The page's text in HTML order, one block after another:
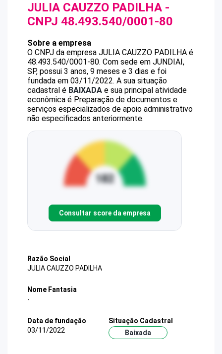
JULIA CAUZZO PADILHA -
CNPJ 48.493.540/0001-80
Sobre a empresa
O CNPJ da empresa JULIA CAUZZO PADILHA é
48.493.540/0001-80. Com sede em JUNDIAI,
SP, possui 3 anos, 9 meses e 3 dias e foi
fundada em 03/11/2022. A sua situação
cadastral é BAIXADA e sua principal atividade
econômica é Preparação de documentos e
serviços especializados de apoio administrativo
não especificados anteriormente.
Consultar score da empresa
Razão Social
JULIA CAUZZO PADILHA
Nome Fantasia
-
Data de fundação
03/11/2022
Situação Cadastral
Baixada